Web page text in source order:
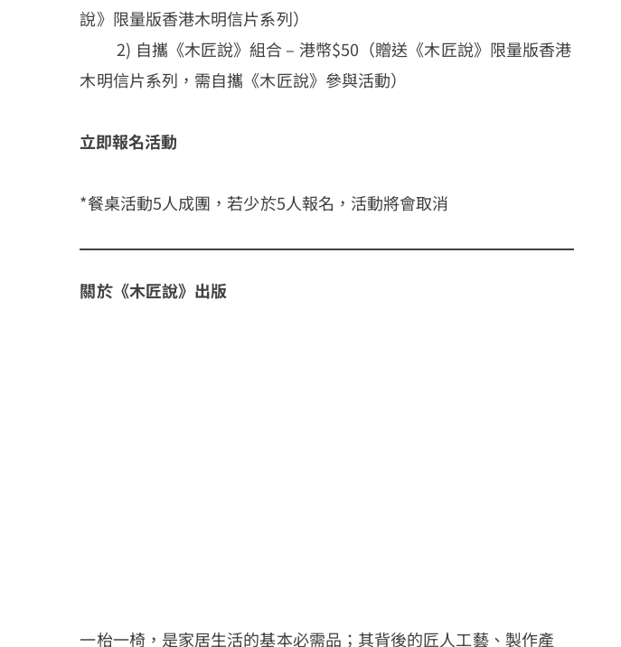
說》限量版香港木明信片系列）
2) 自攜《木匠說》組合 – 港幣$50（贈送《木匠說》限量版香港
木明信片系列，需自攜《木匠說》參與活動）
立即報名活動
*餐桌活動5人成團，若少於5人報名，活動將會取消
關於《木匠說》出版
一枱一椅，是家居生活的基本必需品；其背後的匠人工藝、製作產